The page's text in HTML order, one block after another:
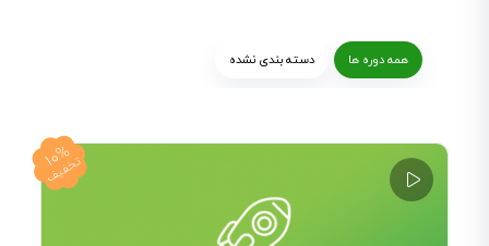
همه دوره ها دسته بندی نشده
10%
تخفیف